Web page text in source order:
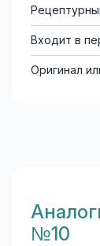
Входит в
Оригинал
№10